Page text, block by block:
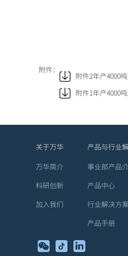
附件：
附件2年产4000
附件1年产4000
关于万华
万华简介
科研创新
加入我们
产品与行业
事业部产品
产品中心
行业解决方案
产品手册